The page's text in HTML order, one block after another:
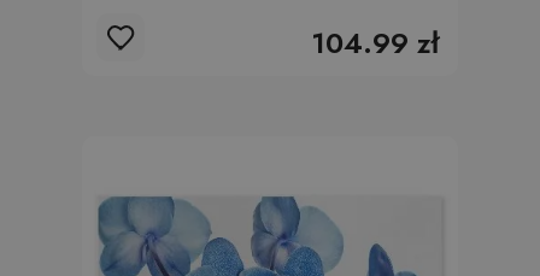
104.99 zł